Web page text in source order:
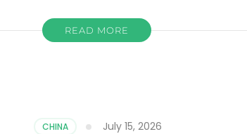
READ MORE
CHINA July 15, 2026